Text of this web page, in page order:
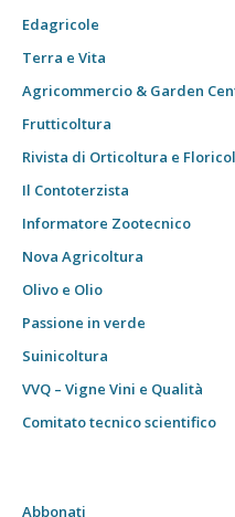
Edagricole
Terra e Vita
Agricommercio & Garden
Frutticoltura
Rivista di Orticoltura e
Il Contoterzista
Informatore Zootecnico
Nova Agricoltura
Olivo e Olio
Passione in verde
Suinicoltura
VVQ – Vigne Vini e Qualità
Comitato tecnico scientifico
Abbonati